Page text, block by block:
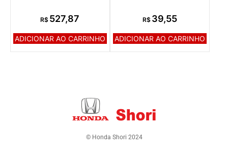
R$ 527,87
ADICIONAR AO CARRINHO
R$ 39,55
ADICIONAR AO CARRINHO
© Honda Shori 2024